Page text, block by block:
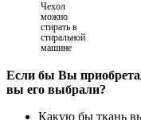
Чехол
можно
стирать в
стиральной
машине
Если бы Вы
вы его выбрали?
Какую бы ткань